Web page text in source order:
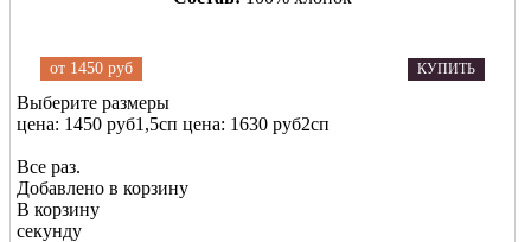
от 1450 руб КУПИТЬ
Выберите размеры
цена: 1450 руб1,5сп цена: 1630 руб2сп
Все раз.
Добавлено в корзину
В корзину
секунду